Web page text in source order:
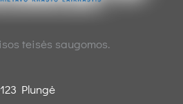
teisės saugomos.
Plungė